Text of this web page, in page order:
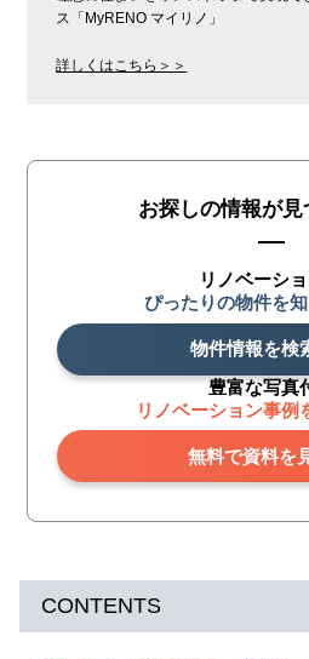
ス「MyRENO マイリノ」
詳しくはこちら＞＞
お探しの情報が見
リノベーシ
ぴったりの物件を
物件情報を検
豊富な写真
リノベーション事例
無料で資料を
CONTENTS